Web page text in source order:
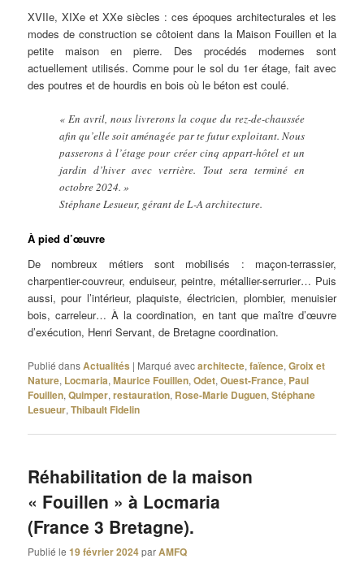
XVIIe, XIXe et XXe siècles : ces époques architecturales et les
modes de construction se côtoient dans la Maison Fouillen et la
petite maison en pierre. Des procédés modernes sont
actuellement utilisés. Comme pour le sol du 1er étage, fait avec
des poutres et de hourdis en bois où le béton est coulé.
« En avril, nous livrerons la coque du rez-de-chaussée
afin qu’elle soit aménagée par te futur exploitant. Nous
passerons à l’étage pour créer cinq appart-hôtel et un
jardin d’hiver avec verrière. Tout sera terminé en
octobre 2024. »
Stéphane Lesueur, gérant de L-A architecture.
À pied d’œuvre
De nombreux métiers sont mobilisés : maçon-terrassier,
charpentier-couvreur, enduiseur, peintre, métallier-serrurier… Puis
aussi, pour l’intérieur, plaquiste, électricien, plombier, menuisier
bois, carreleur… À la coordination, en tant que maître d’œuvre
d’exécution, Henri Servant, de Bretagne coordination.
Publié dansActualités | Marqué avecarchitecte,faïence,Groix et
Nature, Locmaria,Maurice Fouillen,Odet,Ouest-France, Paul
Fouillen,Quimper,restauration, Rose-Marie Duguen,Stéphane
Lesueur,Thibault Fidelin
Réhabilitation de la maison
« Fouillen » à Locmaria
(France 3 Bretagne).
Publié le19 février 2024parAMFQ